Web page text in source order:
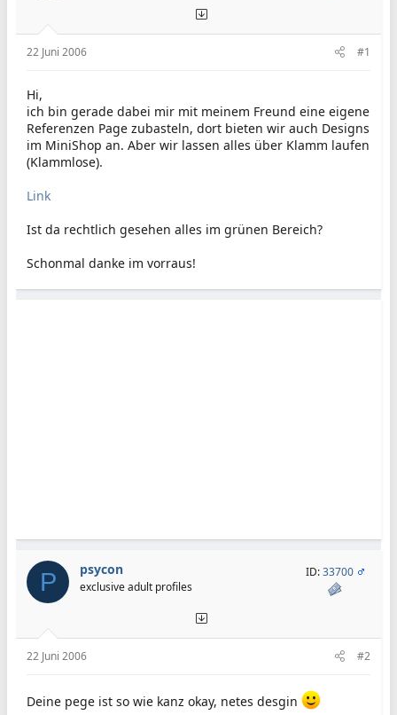
e
r
t
22 Juni 2006 #1
Hi,
ich bin gerade dabei mir mit meinem Freund eine eigene
Referenzen Page zubasteln, dort bieten wir auch Designs
im MiniShop an. Aber wir lassen alles über Klamm laufen
(Klammlose).
Link
Ist da rechtlich gesehen alles im grünen Bereich?
Schonmal danke im vorraus!
P psycon
exclusive adult profiles
ID:33700
22 Juni 2006 #2
Deine pege ist so wie kanz okay, netes desgin